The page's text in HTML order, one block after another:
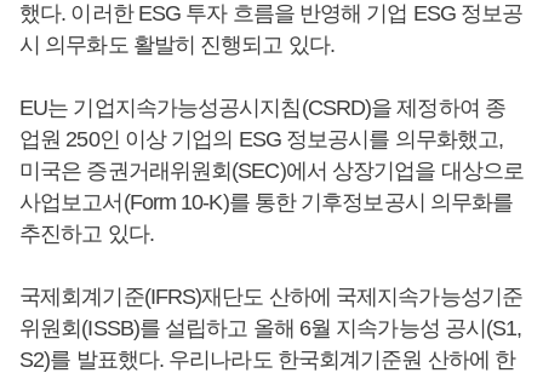
했다. 이러한 ESG 투자 흐름을 반영해 기업 ESG 정보공
시 의무화도 활발히 진행되고 있다.
EU는 기업지속가능성공시지침(CSRD)을 제정하여 종
업원 250인 이상 기업의 ESG 정보공시를 의무화했고,
미국은 증권거래위원회(SEC)에서 상장기업을 대상으로
사업보고서(Form 10-K)를 통한 기후정보공시 의무화를
추진하고 있다.
국제회계기준(IFRS)재단도 산하에 국제지속가능성기준
위원회(ISSB)를 설립하고 올해 6월 지속가능성 공시(S1,
S2)를 발표했다. 우리나라도 한국회계기준원 산하에 한